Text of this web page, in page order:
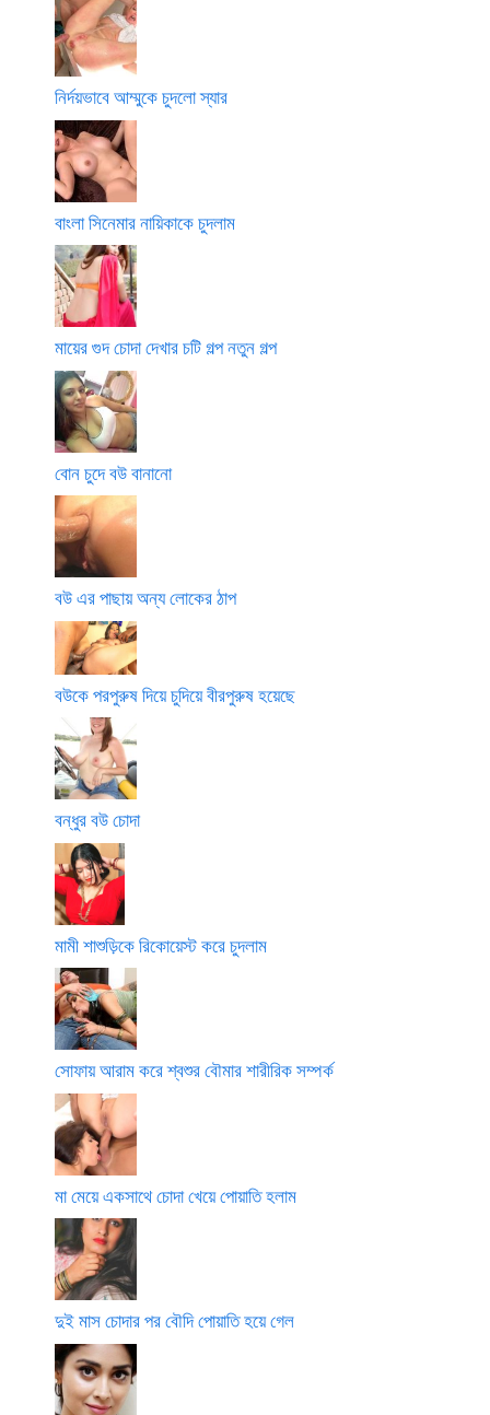
নির্দয়ভাবে আম্মুকে চুদলো স্যার
বাংলা সিনেমার নায়িকাকে চুদলাম
মায়ের গুদ চোদা দেখার চটি গল্প নতুন গল্প
বোন চুদে বউ বানানো
বউ এর পাছায় অন্য লোকের ঠাপ
বউকে পরপুরুষ দিয়ে চুদিয়ে বীরপুরুষ হয়েছে
বন্ধুর বউ চোদা
মামী শাশুড়িকে রিকোয়েস্ট করে চুদলাম
সোফায় আরাম করে শ্বশুর বৌমার শারীরিক সম্পর্ক
মা মেয়ে একসাথে চোদা খেয়ে পোয়াতি হলাম
দুই মাস চোদার পর বৌদি পোয়াতি হয়ে গেল